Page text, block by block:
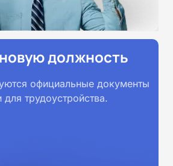
работодателями по
должность
официальные документы
трудоустройства.